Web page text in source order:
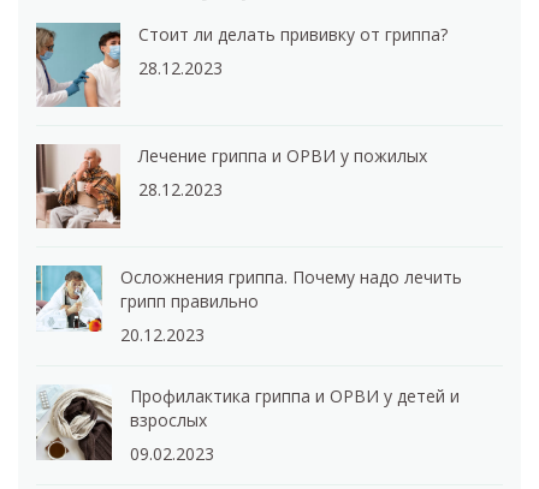
Стоит ли делать прививку от гриппа?
28.12.2023
Лечение гриппа и ОРВИ у пожилых
28.12.2023
Осложнения гриппа. Почему надо лечить
грипп правильно
20.12.2023
Профилактика гриппа и ОРВИ у детей и
взрослых
09.02.2023